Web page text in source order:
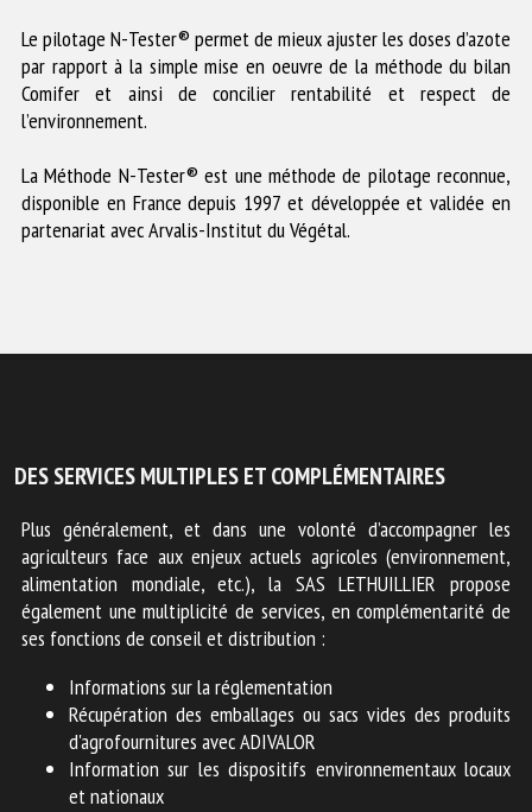
Le pilotage N-Tester® permet de mieux ajuster les doses d’azote
par rapport à la simple mise en oeuvre de la méthode du bilan
Comifer et ainsi de concilier rentabilité et respect de
l’environnement.
La Méthode N-Tester® est une méthode de pilotage reconnue,
disponible en France depuis 1997 et développée et validée en
partenariat avec Arvalis-Institut du Végétal.
DES SERVICES MULTIPLES ET COMPLÉMENTAIRES
Plus généralement, et dans une volonté d’accompagner les
agriculteurs face aux enjeux actuels agricoles (environnement,
alimentation mondiale, etc.), la SAS LETHUILLIER propose
également une multiplicité de services, en complémentarité de
ses fonctions de conseil et distribution :
Informations sur la réglementation
Récupération des emballages ou sacs vides des produits
d'agrofournitures avec ADIVALOR
Information sur les dispositifs environnementaux locaux
et nationaux